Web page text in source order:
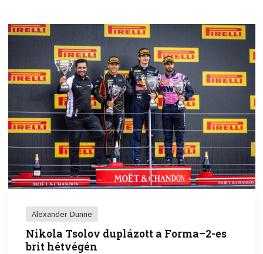
Alexander Dunne
Nikola Tsolov duplázott a Forma–2-es
brit hétvégén